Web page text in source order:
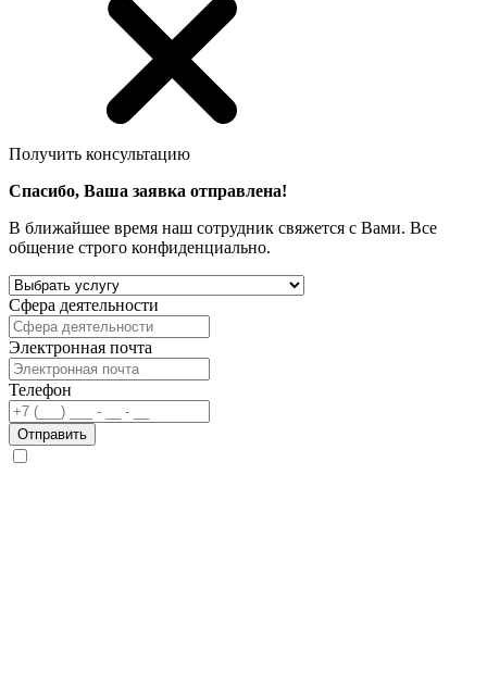
Получить консультацию
Спасибо, Ваша заявка отправлена!
В ближайшее время наш сотрудник свяжется с Вами. Все
общение строго конфиденциально.
Сфера деятельности
Электронная почта
Телефон
Отправить